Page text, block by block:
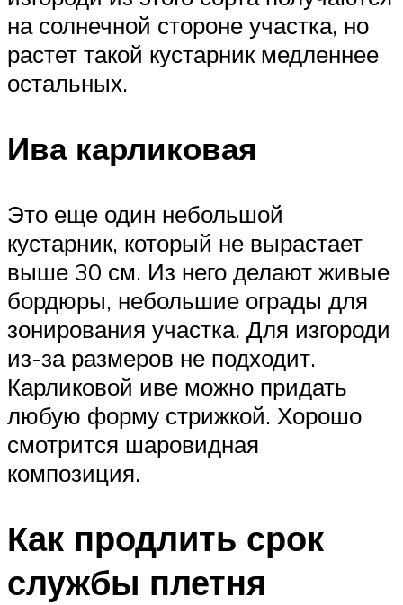
на солнечной стороне участка, но
растет такой кустарник медленнее
остальных.
Ива карликовая
Это еще один небольшой
кустарник, который не вырастает
выше 30 см. Из него делают живые
бордюры, небольшие ограды для
зонирования участка. Для изгороди
из-за размеров не подходит.
Карликовой иве можно придать
любую форму стрижкой. Хорошо
смотрится шаровидная
композиция.
Как продлить срок
службы плетня